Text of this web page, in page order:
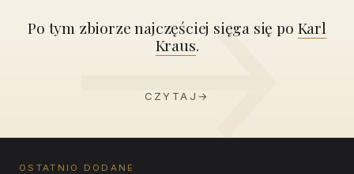
Po tym zbiorze najczęściej sięga się po Karl
Kraus.
CZYTAJ →
OSTATNIO DODANE